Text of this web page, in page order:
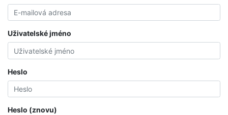
Uživatelské jméno
Heslo
Heslo (znovu)